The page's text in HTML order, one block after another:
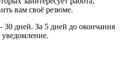
вам своё резюме.
дней. За 5 дней до окончания